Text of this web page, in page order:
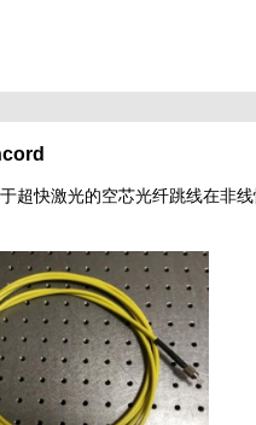
超快激光的空芯光纤跳线在非